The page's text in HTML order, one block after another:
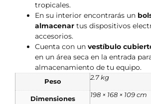
tropicales.
En su interior encontrarás un
almacenar tus dispositivos
accesorios.
Cuenta con un vestíbulo
en un área seca en la entrada
almacenamiento de tu equipo.
Peso
2.7 kg
Dimensiones
198 × 168 × 109 cm